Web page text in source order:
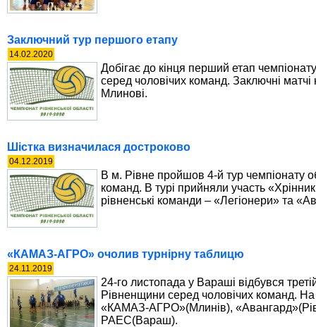
Заключний тур першого етапу
14.02.2020
Добігає до кінця перший етап
серед чоловічих команд. Заключні матчі
Млинові.
Шістка визначилася достроково
04.12.2019
В м. Рівне пройшов 4-й тур чемпіонату
команд. В турі прийняли участь
рівненські команди – «Легіонери» та
«КАМАЗ-АГРО» очолив турнірну таблицю
24.11.2019
24-го листопада у Вараші відбувся
Рівненщини серед чоловічих команд.
«КАМАЗ-АГРО»(Млинів),
РАЕС(Вараш).